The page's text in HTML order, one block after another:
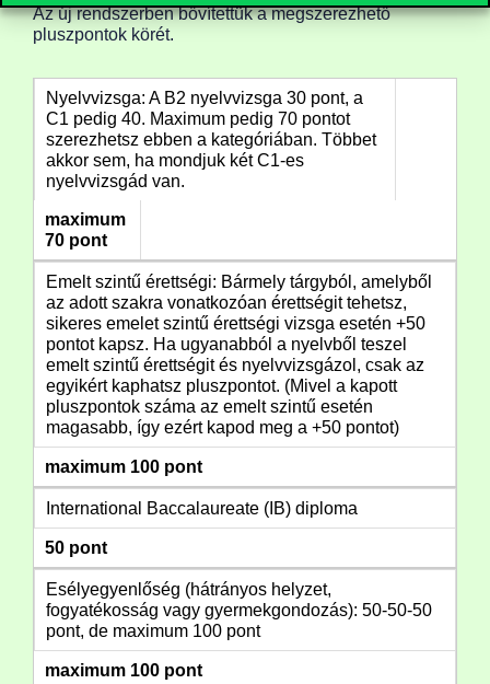
Az új rendszerben bővítettük a megszerezhető
pluszpontok körét.
Nyelvvizsga: A B2 nyelvvizsga 30 pont, a
C1 pedig 40. Maximum pedig 70 pontot
szerezhetsz ebben a kategóriában. Többet
akkor sem, ha mondjuk két C1-es
nyelvvizsgád van.
maximum
70 pont
Emelt szintű érettségi: Bármely tárgyból, amelyből
az adott szakra vonatkozóan érettségit tehetsz,
sikeres emelet szintű érettségi vizsga esetén +50
pontot kapsz. Ha ugyanabból a nyelvből teszel
emelt szintű érettségit és nyelvvizsgázol, csak az
egyikért kaphatsz pluszpontot. (Mivel a kapott
pluszpontok száma az emelt szintű esetén
magasabb, így ezért kapod meg a +50 pontot)
maximum 100 pont
International Baccalaureate (IB) diploma
50 pont
Esélyegyenlőség (hátrányos helyzet,
fogyatékosság vagy gyermekgondozás): 50-50-50
pont, de maximum 100 pont
maximum 100 pont